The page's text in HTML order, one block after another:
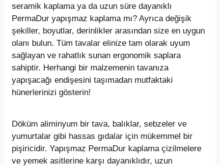
seramik kaplama ya da uzun süre dayanıklı
PermaDur yapışmaz kaplama mı? Ayrıca değişik
şekiller, boyutlar, derinlikler arasından size en uygun
olanı bulun. Tüm tavalar elinize tam olarak uyum
sağlayan ve rahatlık sunan ergonomik saplara
sahiptir. Herhangi bir malzemenin tavanıza
yapışacağı endişesini taşımadan mutfaktaki
hünerlerinizi gösterin!
Döküm aliminyum bir tava, balıklar, sebzeler ve
yumurtalar gibi hassas gıdalar için mükemmel bir
pişiricidir. Yapışmaz PermaDur kaplama çizilmelere
ve yemek asitlerine karşı dayanıklıdır, uzun